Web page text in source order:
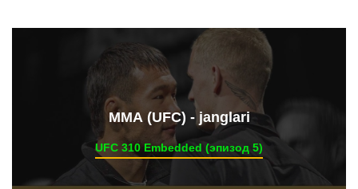
ММА (UFC) - janglari
UFC 310 Embedded (эпизод 5)